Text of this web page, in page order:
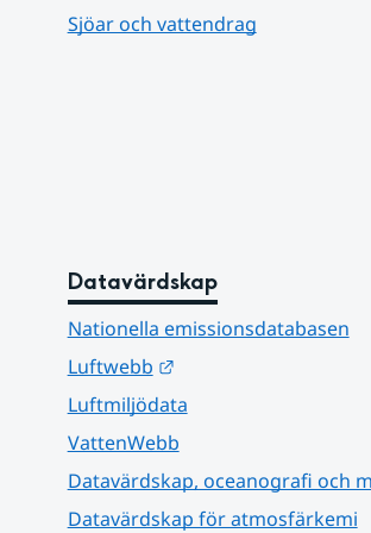
Sjöar och vattendrag
Datavärdskap
Nationella emissionsdatabasen
Luftwebb
Länk till annan
Luftmiljödata
VattenWebb
Datavärdskap, oceanografi och
Datavärdskap för atmosfärkemi